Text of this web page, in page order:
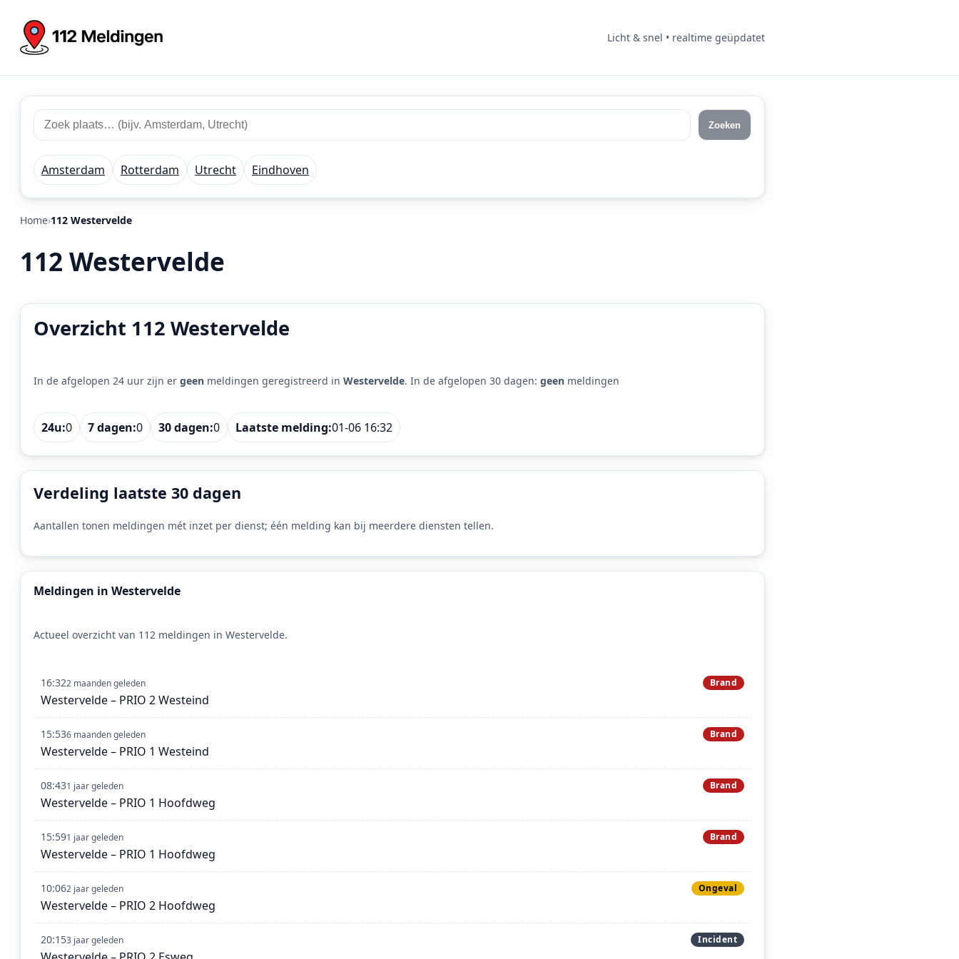
Licht & snel • realtime geüpdatet
Zoek
112
meldingen
Zoek
plaats
regio
Zoeken
Amsterdam Rotterdam Utrecht Eindhoven
Home 112 Westervelde
112 Westervelde
Overzicht 112 Westervelde
In de afgelopen 24 uur zijn er geen meldingen geregistreerd in Westervelde. In de afgelopen 30 dagen: geen meldingen
24u:0 7 dagen:0 30 dagen:0 Laatste melding:01-06 16:32
Verdeling laatste 30 dagen
Aantallen tonen meldingen mét inzet per dienst; één melding kan bij meerdere diensten tellen.
Meldingen in Westervelde
Actueel overzicht van 112 meldingen in Westervelde.
16:322 maanden geleden Brand
Westervelde – PRIO 2 Westeind
15:536 maanden geleden Brand
Westervelde – PRIO 1 Westeind
08:431 jaar geleden Brand
Westervelde – PRIO 1 Hoofdweg
15:591 jaar geleden Brand
Westervelde – PRIO 1 Hoofdweg
10:062 jaar geleden Ongeval
Westervelde – PRIO 2 Hoofdweg
20:153 jaar geleden Incident